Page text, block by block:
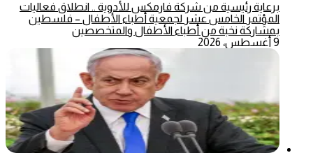
برعاية رئيسية من شركة فارمكس للأدوية .. انطلاق فعاليات
المؤتمر الخامس عشر لجمعية أطباء الأطفال – فلسطين
بمشاركة نخبة من أطباء الأطفال والمتخصصين
9 أغسطس، 2026